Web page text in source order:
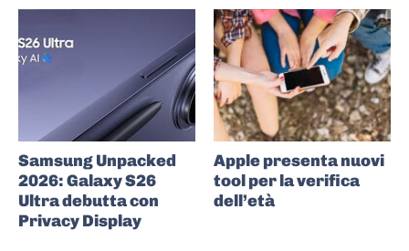
Samsung Unpacked
2026: Galaxy S26
Ultra debutta con
Privacy Display
Apple presenta nuovi
tool per la verifica
dell’età